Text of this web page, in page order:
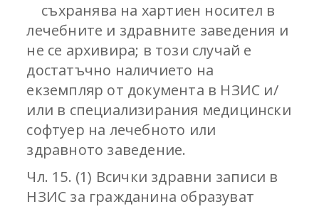
съхранява на хартиен носител в
лечебните и здравните заведения и
не се архивира; в този случай е
достатъчно наличието на
екземпляр от документа в НЗИС и/
или в специализирания медицински
софтуер на лечебното или
здравното заведение.
Чл. 15. (1) Всички здравни записи в
НЗИС за гражданина образуват